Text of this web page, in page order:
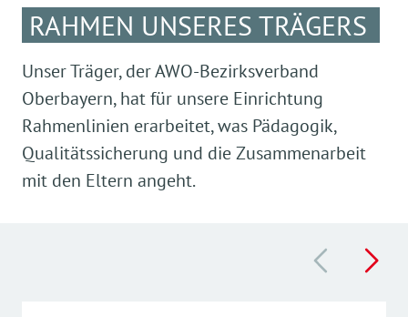
RAHMEN UNSERES TRÄGERS
Unser Träger, der AWO-Bezirksverband
Oberbayern, hat für unsere Einrichtung
Rahmenlinien erarbeitet, was Pädagogik,
Qualitätssicherung und die Zusammenarbeit
mit den Eltern angeht.